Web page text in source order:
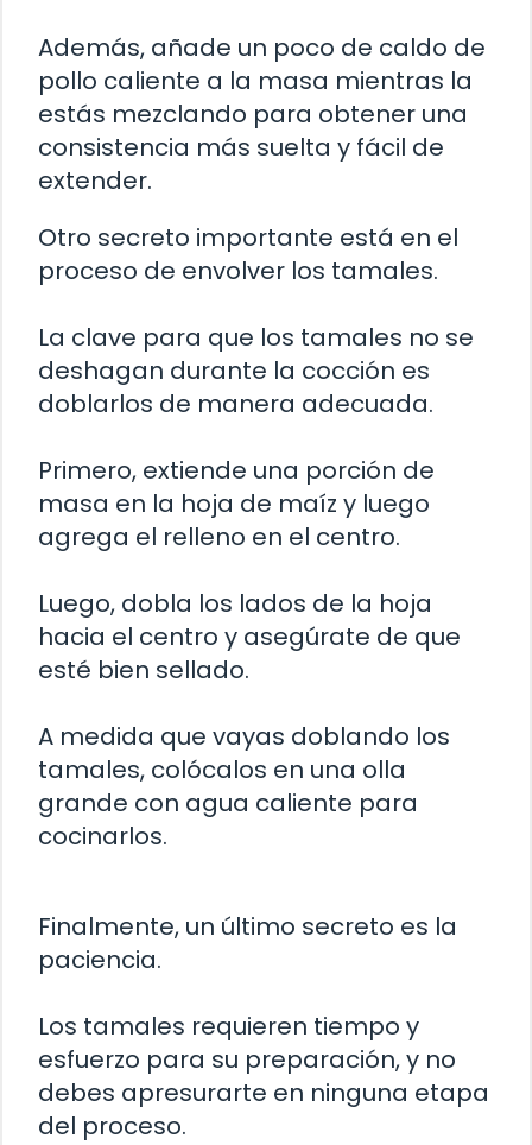
Además, añade un poco de caldo de
pollo caliente a la masa mientras la
estás mezclando para obtener una
consistencia más suelta y fácil de
extender.
Otro secreto importante está en el
proceso de envolver los tamales.
La clave para que los tamales no se
deshagan durante la cocción es
doblarlos de manera adecuada.
Primero, extiende una porción de
masa en la hoja de maíz y luego
agrega el relleno en el centro.
Luego, dobla los lados de la hoja
hacia el centro y asegúrate de que
esté bien sellado.
A medida que vayas doblando los
tamales, colócalos en una olla
grande con agua caliente para
cocinarlos.
Finalmente, un último secreto es la
paciencia.
Los tamales requieren tiempo y
esfuerzo para su preparación, y no
debes apresurarte en ninguna etapa
del proceso.